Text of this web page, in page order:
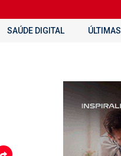
SAÚDE DIGITAL ÚLTIMAS